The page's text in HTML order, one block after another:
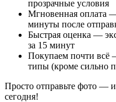
прозрачные условия
Мгновенная оплата
минуты после
Быстрая оценка —
за 15 минут
Покупаем почти всё
типы (кроме сильно
Просто отправьте фото —
сегодня!